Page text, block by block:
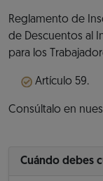
Reglamento de
de Descuentos al
para los
Artículo 59.
Consúltalo en
Cuándo debes